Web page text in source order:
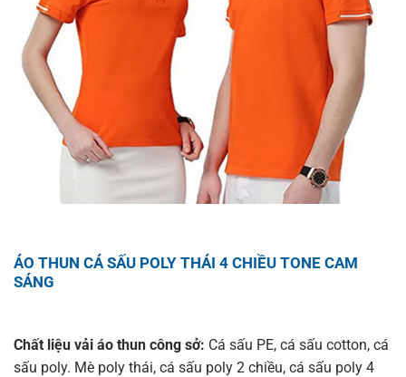
ÁO THUN CÁ SẤU POLY THÁI 4 CHIỀU TONE CAM
SÁNG
Chất liệu vải áo thun công sở: Cá sấu PE, cá sấu cotton, cá
sấu poly. Mè poly thái, cá sấu poly 2 chiều, cá sấu poly 4